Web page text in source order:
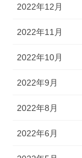
2022年12月
2022年11月
2022年10月
2022年9月
2022年8月
2022年6月